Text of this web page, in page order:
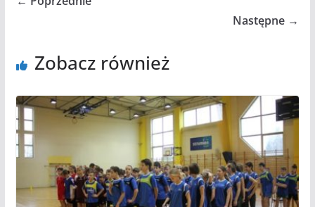
Następne →
Zobacz również